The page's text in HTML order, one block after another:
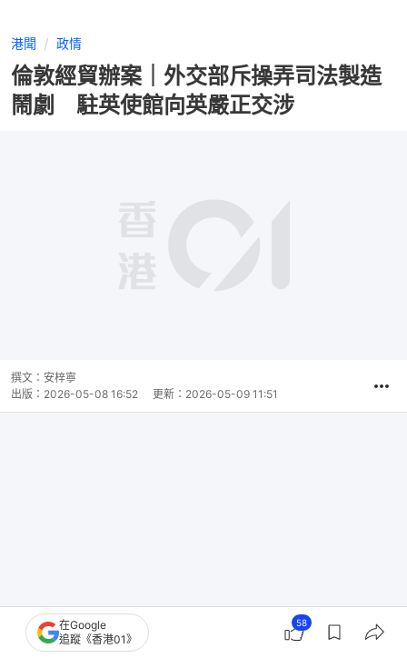
港聞 政情
倫敦經貿辦案｜外交部斥操弄司法製造
鬧劇 駐英使館向英嚴正交涉
撰文： 安梓寧
出版： 2026-05-08 16:52 更新： 2026-05-09 11:51
在Google
追蹤《香港01》
58